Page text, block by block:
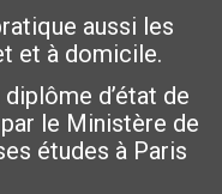
aussi les
et à domicile.
d’état de
le Ministère de
études à Paris